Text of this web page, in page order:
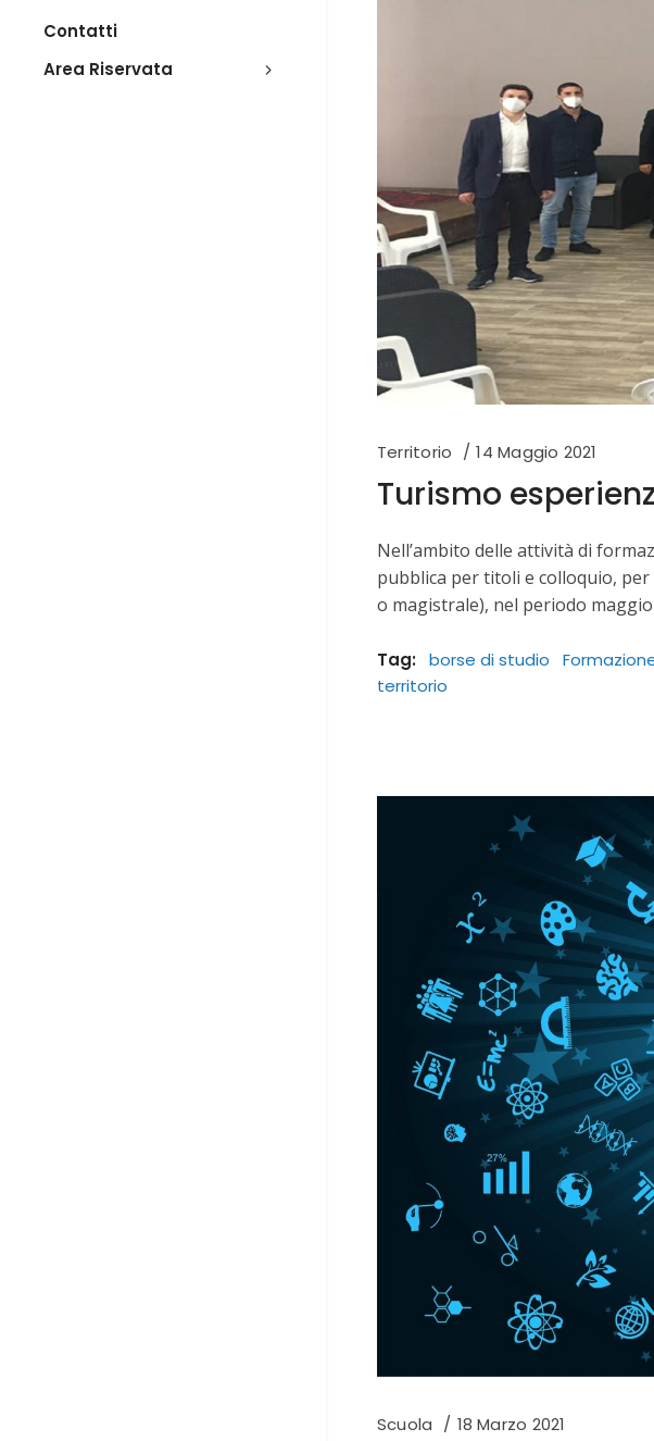
Contatti
Area Riservata
Territorio 14 Maggio 2021
Turismo
Nell’ambito delle attività di
pubblica per titoli e colloquio,
o magistrale), nel periodo
Tag: borse di studio
territorio
Scuola 18 Marzo 2021